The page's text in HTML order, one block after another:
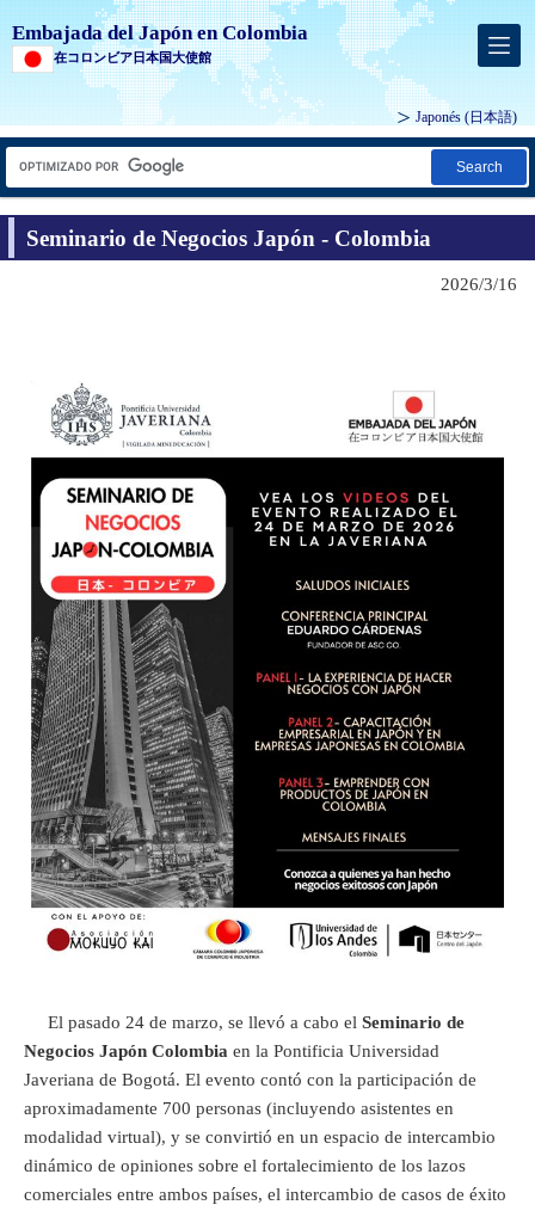
Embajada del Japón en Colombia
在コロンビア日本国大使館
Japonés (日本語)
Search
Seminario de Negocios Japón - Colombia
2026/3/16
El pasado 24 de marzo, se llevó a cabo el Seminario de
Negocios Japón Colombia en la Pontificia Universidad
Javeriana de Bogotá. El evento contó con la participación de
aproximadamente 700 personas (incluyendo asistentes en
modalidad virtual), y se convirtió en un espacio de intercambio
dinámico de opiniones sobre el fortalecimiento de los lazos
comerciales entre ambos países, el intercambio de casos de éxito